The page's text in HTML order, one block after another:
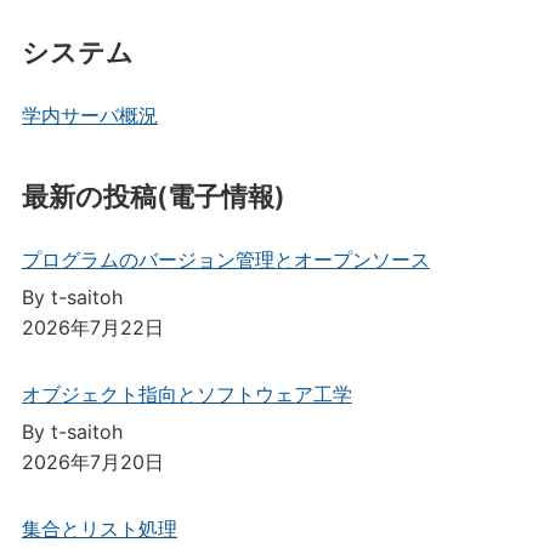
システム
学内サーバ概況
最新の投稿(電子情報)
プログラムのバージョン管理とオープンソース
By t-saitoh
2026年7月22日
オブジェクト指向とソフトウェア工学
By t-saitoh
2026年7月20日
集合とリスト処理